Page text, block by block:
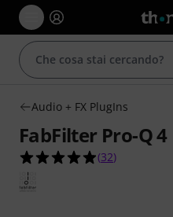
Audio + FX PlugIns
FabFilter Pro-Q 4
4.9 su 5 stelle
(32)